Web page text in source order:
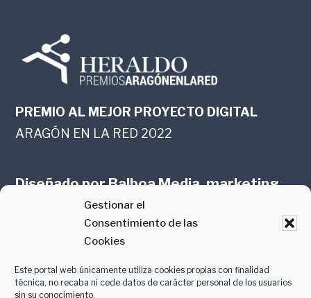
Gestionar el
Consentimiento de las
Cookies
Este portal web únicamente utiliza cookies propias con finalidad
técnica, no recaba ni cede datos de carácter personal de los usuarios
sin su conocimiento.
PREMIO AL MEJOR PROYECTO DIGITAL
ARAGÓN EN LA RED 2022
Diseñado porBalboa Media, marketing
online en Zaragoza